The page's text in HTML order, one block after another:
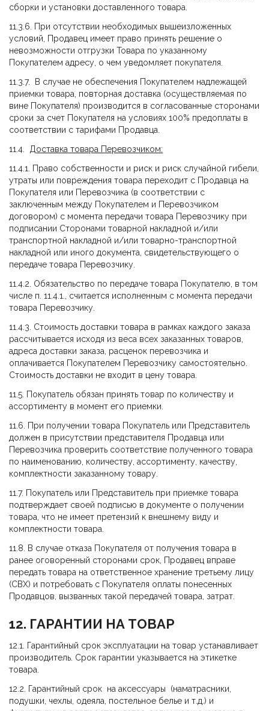
сборки и установки доставленного товара.
11.3.6. При отсутствии необходимых вышеизложенных
условий, Продавец имеет право принять решение о
невозможности отгрузки Товара по указанному
Покупателем адресу, о чем уведомляет покупателя.
11.3.7. В случае не обеспечения Покупателем надлежащей
приемки товара, повторная доставка (осуществляемая по
вине Покупателя) производится в согласованные сторонами
сроки за счет Покупателя на условиях 100% предоплаты в
соответствии с тарифами Продавца.
11.4.
Доставка товара Перевозчиком:
11.4.1. Право собственности и риск и риск случайной гибели,
утраты или повреждения товара переходит с Продавца на
Покупателя или Перевозчика (в соответствии с
заключенным между Покупателем и Перевозчиком
договором) с момента передачи товара Перевозчику при
подписании Сторонами товарной накладной и/или
транспортной накладной и/или товарно-транспортной
накладной или иного документа, свидетельствующего о
передаче товара Перевозчику.
11.4.2. Обязательство по передаче товара Покупателю, в том
числе п. 11.4.1., считается исполненным с момента передачи
товара Перевозчику.
11.4.3. Стоимость доставки товара в рамках каждого заказа
рассчитывается исходя из веса всех заказанных товаров,
адреса доставки заказа, расценок перевозчика и
оплачивается Покупателем Перевозчику самостоятельно.
Стоимость доставки не входит в цену товара.
11.5. Покупатель обязан принять товар по количеству и
ассортименту в момент его приемки.
11.6. При получении товара Покупатель или Представитель
должен в присутствии представителя Продавца или
Перевозчика проверить соответствие полученного товара
по наименованию, количеству, ассортименту, качеству,
комплектности заказанному товару.
11.7. Покупатель или Представитель при приемке товара
подтверждает своей подписью в документе о получении
товара, что не имеет претензий к внешнему виду и
комплектности товара.
11.8. В случае отказа Покупателя от получения товара в
ранее оговоренный сторонами срок, Продавец вправе
передать товара на ответственное хранение третьему лицу
(СВХ) и потребовать с Покупателя оплаты понесенных
Продавцов, вызванных такой передачей товара, затрат.
12. ГАРАНТИИ НА ТОВАР
12.1. Гарантийный срок эксплуатации на товар устанавливает
производитель. Срок гарантии указывается на этикетке
товара.
12.2. Гарантийный срок на аксессуары (наматрасники,
подушки, чехлы, одеяла, постельное белье и т.д.) и